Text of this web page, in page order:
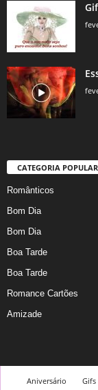
CATEGORIA POPULAR
Românticos
Bom Dia
Bom Dia
Boa Tarde
Boa Tarde
Romance Cartões
Amizade
Aniversário Gifs